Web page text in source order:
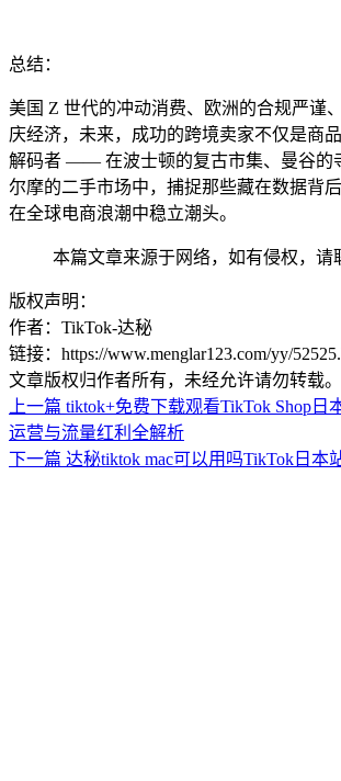
总结：
美国 Z 世代的冲动消费、欧洲的合规严谨
庆经济，未来，成功的跨境卖家不仅是商
解码者 —— 在波士顿的复古市集、曼谷的
尔摩的二手市场中，捕捉那些藏在数据背
在全球电商浪潮中稳立潮头。
本篇文章来源于网络，如有侵权，请
版权声明：
作者：TikTok-达秘
链接：https://www.menglar123.com/yy/
文章版权归作者所有，未经允许请勿转载。
上一篇 tiktok+免费下载观看TikTok Shop日
运营与流量红利全解析
下一篇 达秘tiktok mac可以用吗TikTok日本